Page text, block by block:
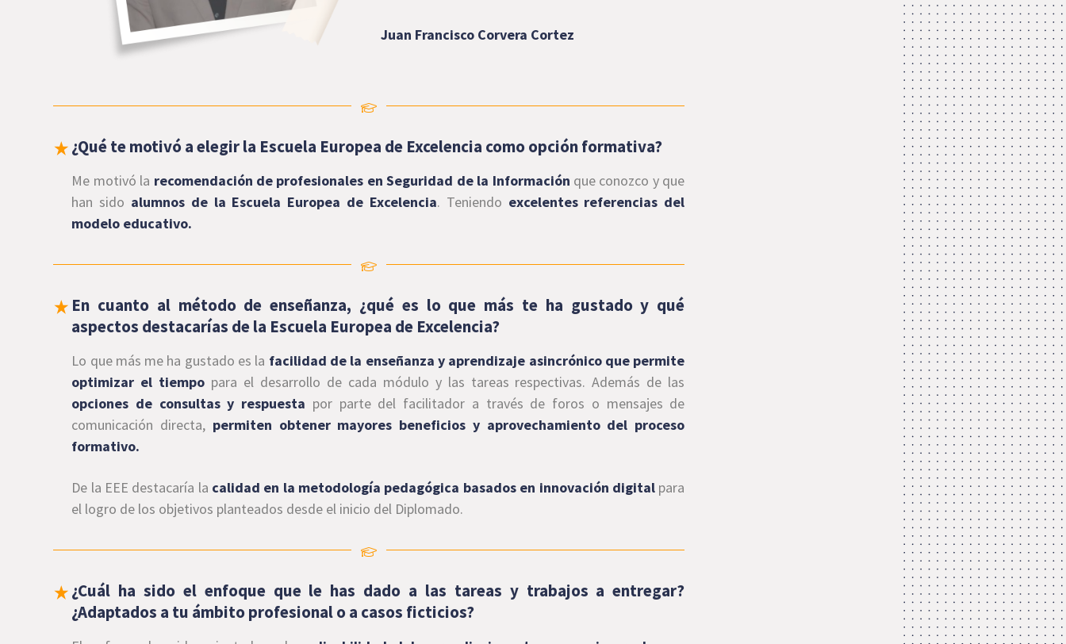
Juan Francisco Corvera Cortez
¿Qué te motivó a elegir la Escuela Europea de Excelencia como opción formativa?
Me motivó la recomendación de profesionales en Seguridad de la Información que conozco y que
han sido alumnos de la Escuela Europea de Excelencia. Teniendo excelentes referencias del
modelo educativo.
En cuanto al método de enseñanza, ¿qué es lo que más te ha gustado y qué
aspectos destacarías de la Escuela Europea de Excelencia?
Lo que más me ha gustado es la facilidad de la enseñanza y aprendizaje asincrónico que permite
optimizar el tiempo para el desarrollo de cada módulo y las tareas respectivas. Además de las
opciones de consultas y respuesta por parte del facilitador a través de foros o mensajes de
comunicación directa, permiten obtener mayores beneficios y aprovechamiento del proceso
formativo.
De la EEE destacaría la calidad en la metodología pedagógica basados en innovación digitalpara
el logro de los objetivos planteados desde el inicio del Diplomado.
¿Cuál ha sido el enfoque que le has dado a las tareas y trabajos a entregar?
¿Adaptados a tu ámbito profesional o a casos ficticios?